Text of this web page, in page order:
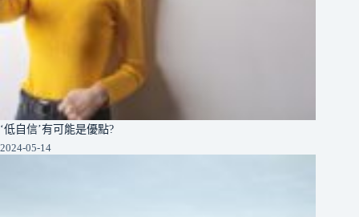
‘低自信’有可能是優點?
2024-05-14